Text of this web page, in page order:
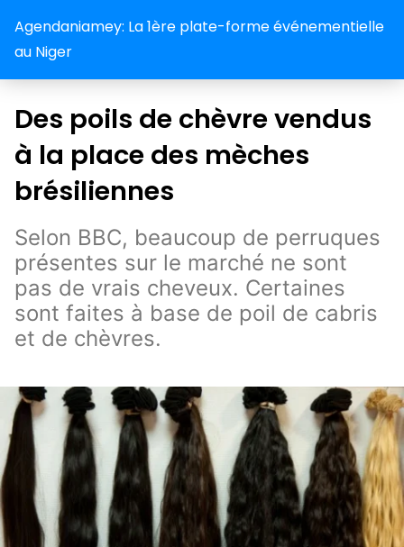
Agendaniamey: La 1ère plate-forme événementielle
au Niger
Des poils de chèvre vendus
à la place des mèches
brésiliennes
Selon BBC, beaucoup de perruques
présentes sur le marché ne sont
pas de vrais cheveux. Certaines
sont faites à base de poil de cabris
et de chèvres.